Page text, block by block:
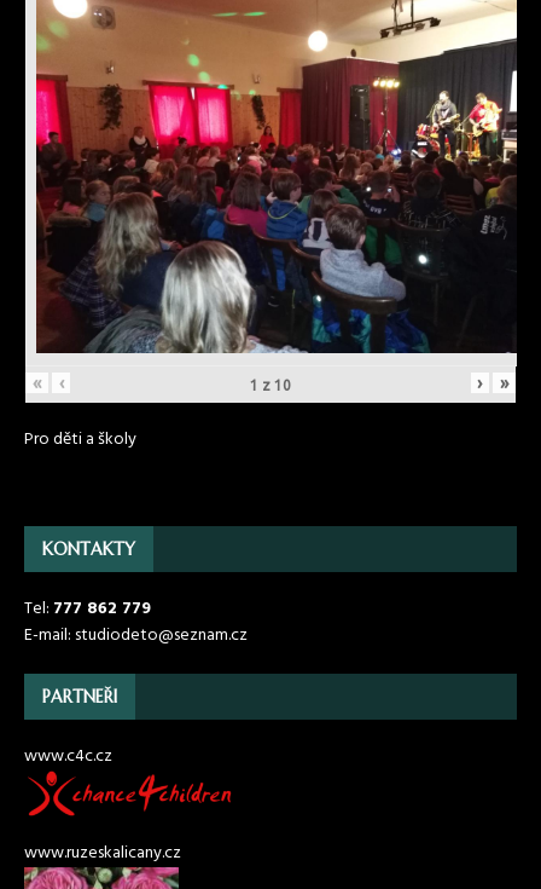
« ‹ 1 z 10 › »
Pro děti a školy
KONTAKTY
Tel: 777 862 779
E-mail: studiodeto@seznam.cz
PARTNEŘI
www.c4c.cz
www.ruzeskalicany.cz